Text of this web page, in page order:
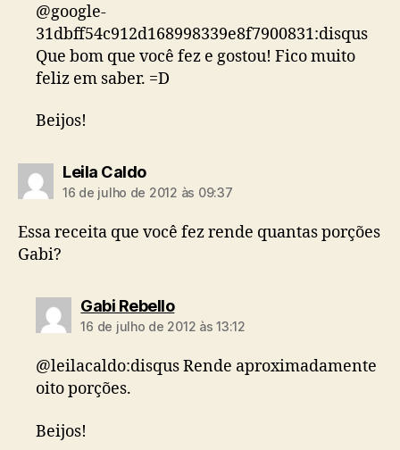
@google-
31dbff54c912d168998339e8f7900831:disqus
Que bom que você fez e gostou! Fico muito
feliz em saber. =D
Beijos!
Leila Caldodiz:
16 de julho de 2012 às 09:37
Essa receita que você fez rende quantas porções
Gabi?
Gabi Rebellodiz:
16 de julho de 2012 às 13:12
@leilacaldo:disqus Rende aproximadamente
oito porções.
Beijos!